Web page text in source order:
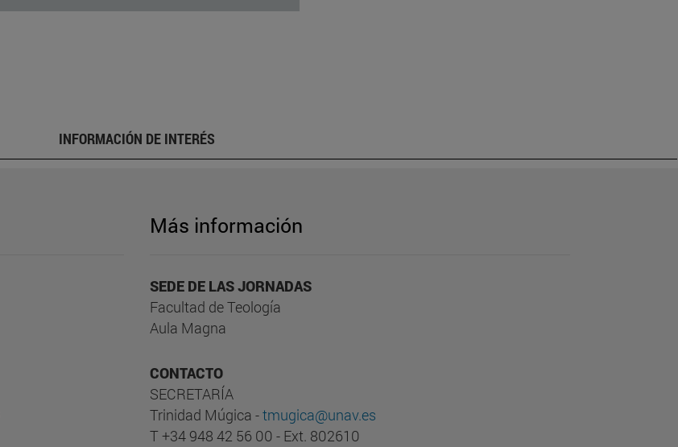
INFORMACIÓN DE INTERÉS
Más información
SEDE DE LAS JORNADAS
Facultad de Teología
Aula Magna
CONTACTO
SECRETARÍA
Trinidad Múgica -tmugica@unav.es
T +34 948 42 56 00 - Ext. 802610